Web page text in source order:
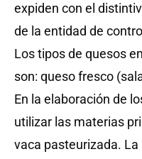
expiden con el
de la entidad de
Los tipos de quesos
son: queso fresco
En la elaboración de
utilizar las materias
vaca pasteurizada.